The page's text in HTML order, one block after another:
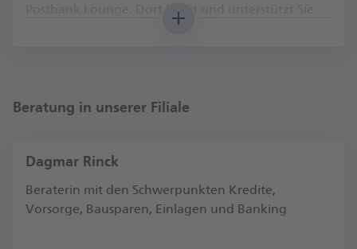
Postbank Lounge. Dort berät und unterstützt Sie
unser geschultes Team bei allen Fragen, auch zu
Beratung in unserer Filiale
Dagmar Rinck
Beraterin mit den Schwerpunkten Kredite,
Vorsorge, Bausparen, Einlagen und Banking